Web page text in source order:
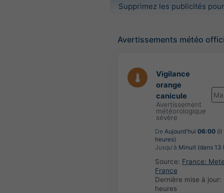
Supprimez les publicités
Avertissements météo
Vigilance
orange
canicule
Avertissement
météorologique
sévère
De Aujourd'hui 06:00 (il
heures)
Jusqu'à Minuit (dans 13
Source: France:
France
Dernière mise à jour:
heures